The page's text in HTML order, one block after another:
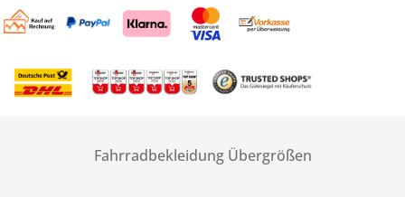
Fahrradbekleidung Übergrößen